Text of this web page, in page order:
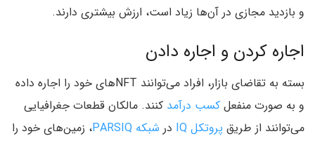
و بازدید مجازی در آن‌ها زیاد است، ارزش بیشتری دارند.
اجاره کردن و اجاره دادن
بسته به تقاضای بازار، افراد می‌توانند NFTهای خود را اجاره داده
و به صورت منفعل کسب درآمد کنند. مالکان قطعات جغرافیایی
می‌توانند از طریق پروتکل IQ در شبکه PARSIQ
، زمین‌های خود را